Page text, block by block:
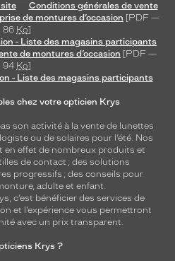
Conditions générales de vente
de montures d’occasion [PDF —
86 Ko]
- Liste des magasins participants
de montures d’occasion [PDF —
94 Ko]
- Liste des magasins participants
chez votre opticien Krys
son activité à la vente de lunettes
ou de solaires pour l’été. Nos
en effet de nombreux produits et
de contact ; des solutions
progressifs ; des conseils pour
adulte et enfant.
c’est bénéficier des services de
et l’expérience vous permettront
avec un prix transparent.
Krys ?